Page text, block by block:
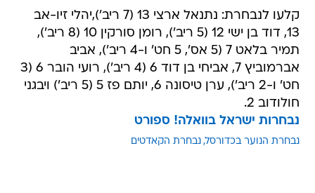
קלעו לנבחרת: נתנאל ארצי 13 (7 ריב'),יהלי זיו-אב
13, דוד בן ישי 12 (5 ריב'), רומן סורקין 10 (8 ריב'),
תמיר בלאט 7 (5 אס', 5 חט' ו-4 ריב'), אביב
אברמוביץ 7, אביחי בן דוד 6 (4 ריב'), רועי הובר 6 (3
חט' ו-2 ריב'), ערן טיסונה 6, יותם פז 5 (5 ריב') ויבגני
חולודוב 2.
נבחרות ישראל בוואלה! ספורט
נבחרת הנוער בכדורסל נבחרת הקאדטים